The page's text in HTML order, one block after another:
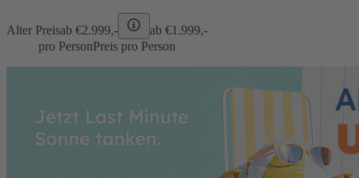
Alter Preisab €2.999,- ab €1.999,-
pro PersonPreis pro Person